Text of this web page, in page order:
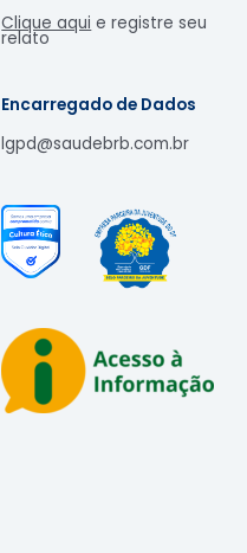
Clique aqui e registre seu
relato
Encarregado de Dados
lgpd@saudebrb.com.br